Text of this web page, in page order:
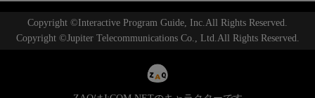
Copyright ©Interactive Program Guide, Inc.All Rights Reserved.
Copyright ©Jupiter Telecommunications Co., Ltd.All Rights Reserved.